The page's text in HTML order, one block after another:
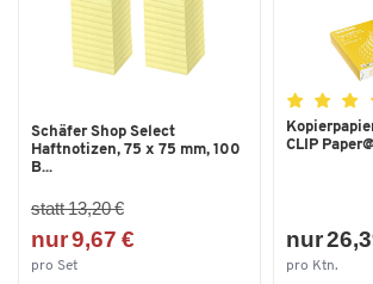
Schäfer Shop Select
Haftnotizen, 75 x 75 mm, 100
B...
statt 13,20 €
nur 9,67 €
pro Set
CLIP
nur
pro Ktn.